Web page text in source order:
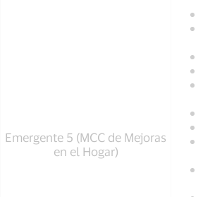
Emergente 5 (MCC de Mejoras
en el Hogar)